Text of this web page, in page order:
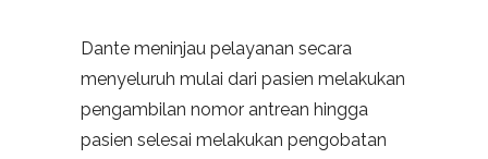
Dante meninjau pelayanan secara
menyeluruh mulai dari pasien melakukan
pengambilan nomor antrean hingga
pasien selesai melakukan pengobatan